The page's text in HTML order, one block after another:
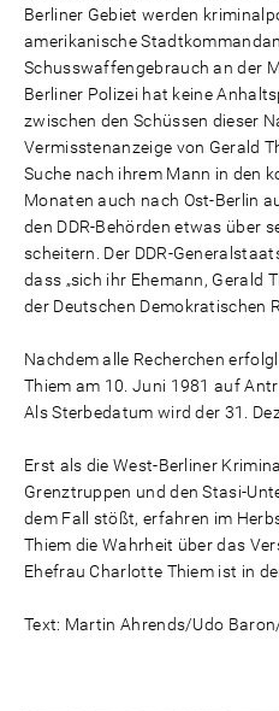
Berliner Gebiet werden
amerikanische
Schusswaffengebrauch an der
Berliner Polizei hat keine
zwischen den Schüssen dieser
Vermisstenanzeige von Gerald
Suche nach ihrem Mann in den
Monaten auch nach Ost-Berlin
den DDR-Behörden etwas über
scheitern. Der DDR-
dass „sich ihr Ehemann, Gerald
der Deutschen Demokratischen
Nachdem alle Recherchen
Thiem am 10. Juni 1981 auf
Als Sterbedatum wird der 31.
Erst als die West-Berliner
Grenztruppen und den Stasi-
dem Fall stößt, erfahren im
Thiem die Wahrheit über das
Ehefrau Charlotte Thiem ist in
Text: Martin Ahrends/Udo